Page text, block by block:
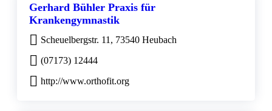
Gerhard Bühler Praxis für
Krankengymnastik
Scheuelbergstr. 11, 73540 Heubach
(07173) 12444
http://www.orthofit.org